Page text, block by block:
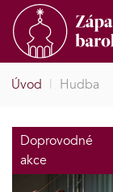
Úvod | Hudba
Doprovodné
akce